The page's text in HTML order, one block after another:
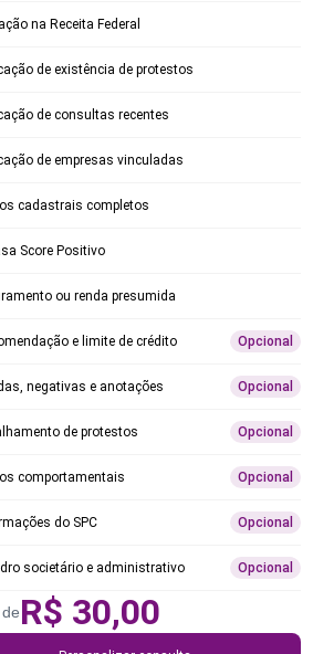
na Receita Federal
de existência de protestos
de consultas recentes
de empresas vinculadas
cadastrais completos
Score Positivo
ou renda presumida
e limite de crédito Opcional
negativas e anotações Opcional
de protestos Opcional
comportamentais Opcional
do SPC Opcional
societário e administrativo Opcional
R$ 30,00